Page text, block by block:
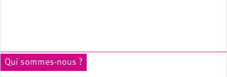
Qui sommes-nous ?